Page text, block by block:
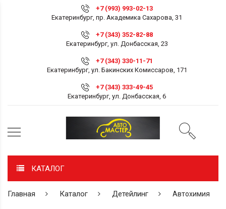
+7 (993) 993-02-13
Екатеринбург, пр. Академика Сахарова, 31
+7 (343) 352-82-88
Екатеринбург, ул. Донбасская, 23
+7 (343) 330-11-71
Екатеринбург, ул. Бакинских Комиссаров, 171
+7 (343) 333-49-45
Екатеринбург, ул. Донбасская, 6
КАТАЛОГ
Главная Каталог Детейлинг Автохимия